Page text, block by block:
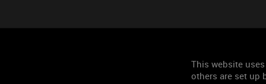
This website
others are set up